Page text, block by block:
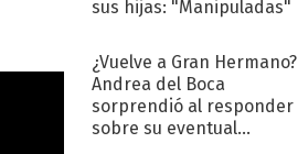
sus hijas: "Manipuladas"
¿Vuelve a Gran Hermano?
Andrea del Boca
sorprendió al responder
sobre su eventual